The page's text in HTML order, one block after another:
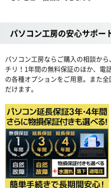
パソコン工房の安心サポー
パソコン工房ならご購入の相談か
チリ！1年間の無料保証のほか、電
の各種オプションをご用意。また
だけます。